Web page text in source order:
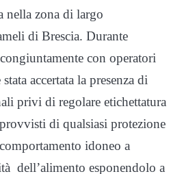
nella zona di largo
di Brescia. Durante
con operatori
accertata la presenza di
privi di regolare etichettatura
di qualsiasi protezione
idoneo a
dell’alimento esponendolo a